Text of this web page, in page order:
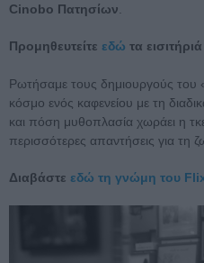
Cinobo Πατησίων
Προμηθευτείτε εδώ τα
Ρωτήσαμε τους δημιουργούς του
κόσμο ενός καφενείου με τη
και πόση μυθοπλασία χωράει η
περισσότερες απαντήσεις για τη
Διαβάστε εδώ τη γνώμη του